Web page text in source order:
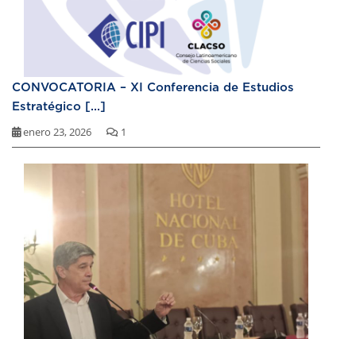
CONVOCATORIA – XI Conferencia de Estudios
Estratégico [...]
enero 23, 2026 1